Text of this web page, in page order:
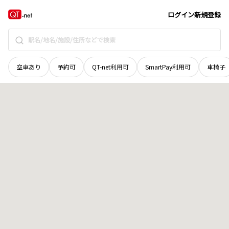
ログイン新規登録
空車あり 予約可 QT-net利用可 SmartPay利用可 車椅子
奈良県